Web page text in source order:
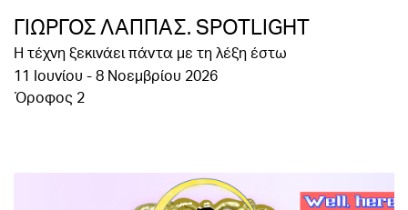
ΓΙΩΡΓΟΣ ΛΑΠΠΑΣ. SPOTLIGHT
Η τέχνη ξεκινάει πάντα με τη λέξη έστω
11 Ιουνίου - 8 Νοεμβρίου 2026
Όροφος 2